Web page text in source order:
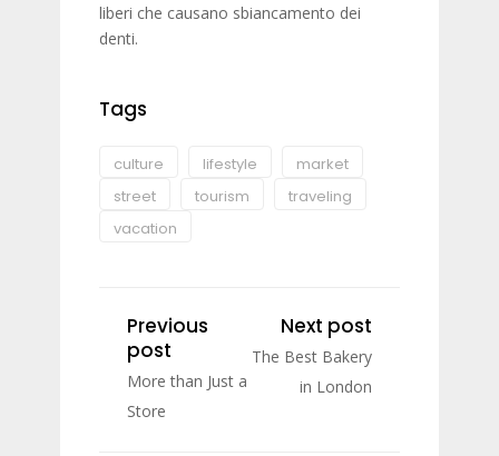
liberi che causano sbiancamento dei
denti.
Tags
culture lifestyle
market
street
tourism
traveling
vacation
Previous
post
More than Just a
Store
Next post
The Best Bakery
in London